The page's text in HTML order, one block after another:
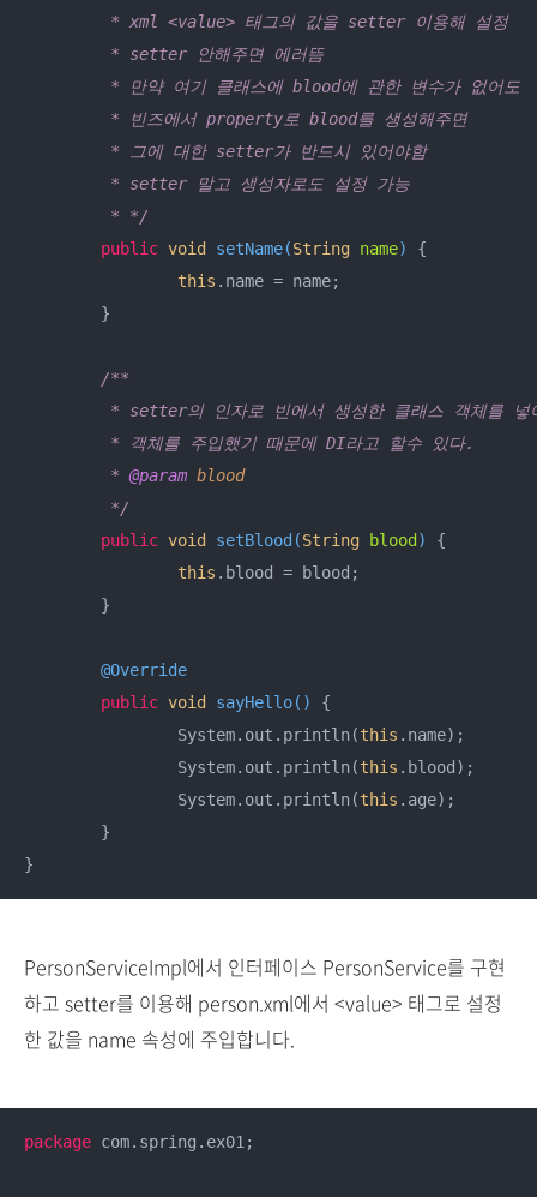
	 * */
public void setName(String name)
{
this .name = name;
/**
	 *
@param blood
	 */
public void setBlood (String blood )
{
this .blood = blood;
@Override
public void sayHello( )
{
		System.out.println(
this .name);
		System.out.println(
this .blood);
		System.out.println(
this .age);
PersonServiceImpl에서 인터페이스 PersonService를 구현
하고 setter를 이용해 person.xml에서 <value> 태그로 설정
한 값을 name 속성에 주입합니다.
package com.spring.ex01;